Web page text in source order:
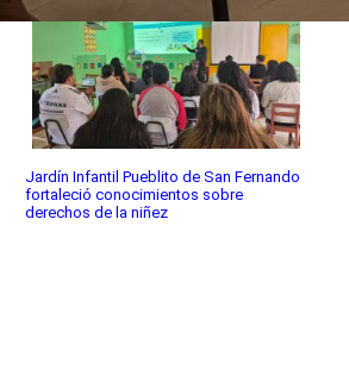
Jardín Infantil Pueblito de San Fernando
fortaleció conocimientos sobre
derechos de la niñez